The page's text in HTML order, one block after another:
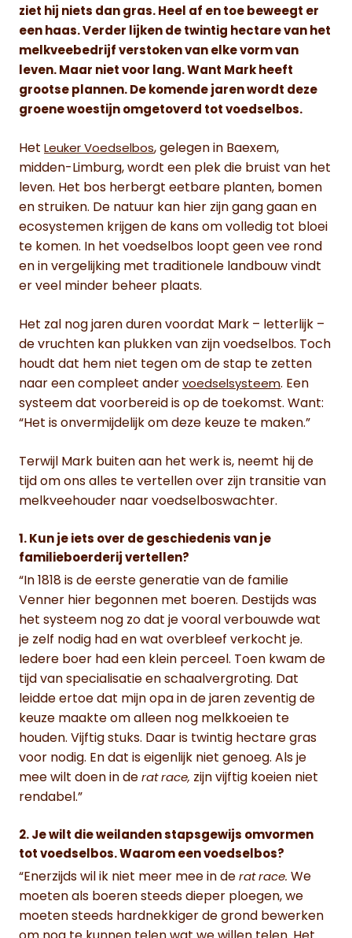
ziet hij niets dan gras. Heel af en toe beweegt er
een haas. Verder lijken de twintig hectare van het
melkveebedrijf verstoken van elke vorm van
leven. Maar niet voor lang. Want Mark heeft
grootse plannen. De komende jaren wordt deze
groene woestijn omgetoverd tot voedselbos.
Het Leuker Voedselbos, gelegen in Baexem,
midden-Limburg, wordt een plek die bruist van het
leven. Het bos herbergt eetbare planten, bomen
en struiken. De natuur kan hier zijn gang gaan en
ecosystemen krijgen de kans om volledig tot bloei
te komen. In het voedselbos loopt geen vee rond
en in vergelijking met traditionele landbouw vindt
er veel minder beheer plaats.
Het zal nog jaren duren voordat Mark – letterlijk –
de vruchten kan plukken van zijn voedselbos. Toch
houdt dat hem niet tegen om de stap te zetten
naar een compleet ander voedselsysteem. Een
systeem dat voorbereid is op de toekomst. Want:
“Het is onvermijdelijk om deze keuze te maken.”
Terwijl Mark buiten aan het werk is, neemt hij de
tijd om ons alles te vertellen over zijn transitie van
melkveehouder naar voedselboswachter.
1. Kun je iets over de geschiedenis van je
familieboerderij vertellen?
“In 1818 is de eerste generatie van de familie
Venner hier begonnen met boeren. Destijds was
het systeem nog zo dat je vooral verbouwde wat
je zelf nodig had en wat overbleef verkocht je.
Iedere boer had een klein perceel. Toen kwam de
tijd van specialisatie en schaalvergroting. Dat
leidde ertoe dat mijn opa in de jaren zeventig de
keuze maakte om alleen nog melkkoeien te
houden. Vijftig stuks. Daar is twintig hectare gras
voor nodig. En dat is eigenlijk niet genoeg. Als je
mee wilt doen in de rat race, zijn vijftig koeien niet
rendabel.”
2. Je wilt die weilanden stapsgewijs omvormen
tot voedselbos. Waarom een voedselbos?
“Enerzijds wil ik niet meer mee in de rat race. We
moeten als boeren steeds dieper ploegen, we
moeten steeds hardnekkiger de grond bewerken